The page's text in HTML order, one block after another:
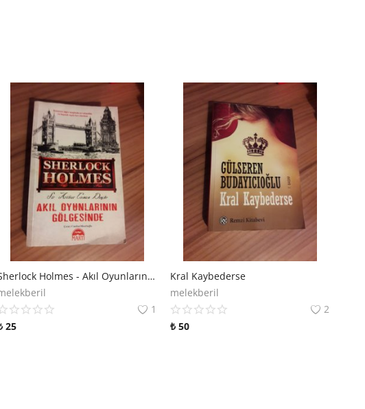
Sherlock Holmes - Akıl Oyunlarının Gölgesinde
1
25
Kral Kaybederse
melekberil
2
₺ 50